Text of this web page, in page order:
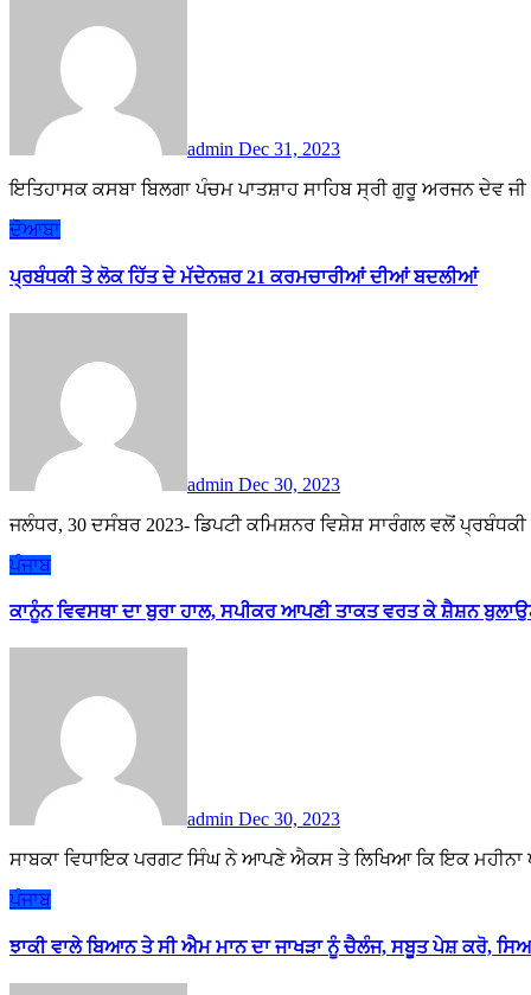
admin Dec 31, 2023
ਇਤਿਹਾਸਕ ਕਸਬਾ ਬਿਲਗਾ ਪੰਚਮ ਪਾਤਸ਼ਾਹ ਸਾਹਿਬ ਸ੍ਰੀ ਗੁਰੂ ਅਰਜਨ ਦੇਵ
ਦੋਆਬਾ
ਪ੍ਰਬੰਧਕੀ ਤੇ ਲੋਕ ਹਿੱਤ ਦੇ ਮੱਦੇਨਜ਼ਰ 21 ਕਰਮਚਾਰੀਆਂ ਦੀਆਂ ਬਦਲੀਆਂ
admin Dec 30, 2023
ਜਲੰਧਰ, 30 ਦਸੰਬਰ 2023- ਡਿਪਟੀ ਕਮਿਸ਼ਨਰ ਵਿਸ਼ੇਸ਼ ਸਾਰੰਗਲ ਵਲੋਂ
ਪੰਜਾਬ
ਕਾਨੂੰਨ ਵਿਵਸਥਾ ਦਾ ਬੁਰਾ ਹਾਲ, ਸਪੀਕਰ ਆਪਣੀ ਤਾਕਤ ਵਰਤ ਕੇ ਸ਼ੈਸ਼ਨ
admin Dec 30, 2023
ਸਾਬਕਾ ਵਿਧਾਇਕ ਪਰਗਟ ਸਿੰਘ ਨੇ ਆਪਣੇ ਐਕਸ ਤੇ ਲਿਖਿਆ ਕਿ ਇਕ ਮਹੀਨਾ
ਪੰਜਾਬ
ਝਾਕੀ ਵਾਲੇ ਬਿਆਨ ਤੇ ਸੀ ਐਮ ਮਾਨ ਦਾ ਜਾਖੜਾ ਨੂੰ ਚੈਲੰਜ, ਸਬੂਤ ਪੇਸ਼ ਕਰੋ,